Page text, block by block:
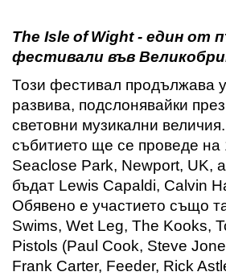
The Isle of Wight - един от
фестивали във
Този фестивал продължава
развива, подслонявайки
световни музикални
събитието ще се проведе
Seaclose Park, Newport, UK,
бъдат Lewis Capaldi, Calvin
Обявено е участието също
Swims, Wet Leg, The Kooks,
Pistols (Paul Cook, Steve
Frank Carter, Feeder, Rick